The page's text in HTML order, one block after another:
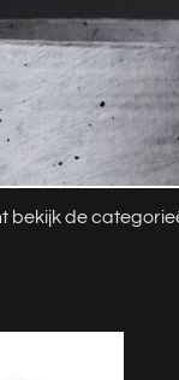
bekijk de